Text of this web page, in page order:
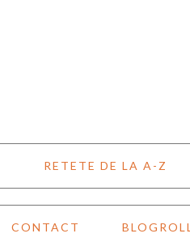
RETETE DE LA A-Z
CONTACT BLOGROLL